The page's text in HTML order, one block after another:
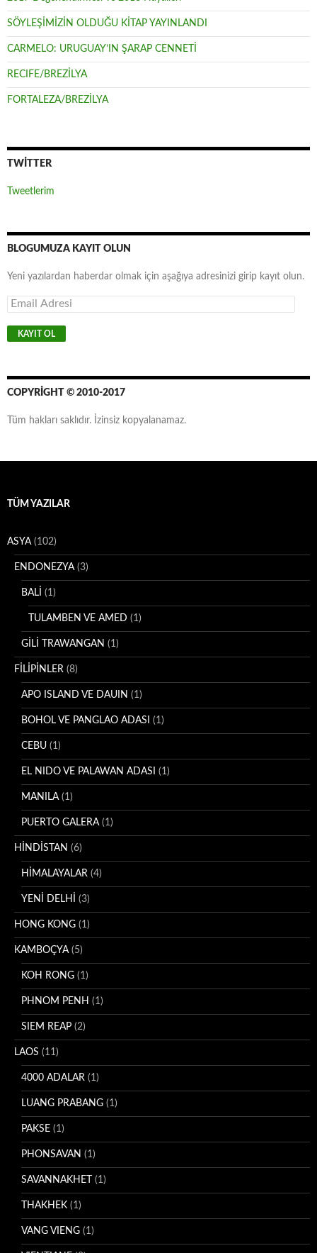
SÖYLEŞİMİZİN OLDUĞU KİTAP YAYINLANDI
CARMELO: URUGUAY’IN ŞARAP CENNETİ
RECIFE/BREZİLYA
FORTALEZA/BREZİLYA
TWITTER
Tweetlerim
BLOGUMUZA KAYIT OLUN
Yeni yazılardan haberdar olmak için aşağıya adresinizi girip kayıt olun.
E
m
a
i
d
r
s
COPYRIGHT © 2010-2017
Tüm hakları saklıdır. İzinsiz kopyalanamaz.
TÜM YAZILAR
ASYA(102)
ENDONEZYA(3)
BALİ (1)
TULAMBEN VE AMED (1)
GİLİ TRAWANGAN (1)
FİLİPİNLER (8)
APO ISLAND VE DAUIN (1)
BOHOL VE PANGLAO ADASI (1)
CEBU (1)
EL NIDO VE PALAWAN ADASI (1)
MANILA(1)
PUERTO GALERA(1)
HİNDİSTAN (6)
HİMALAYALAR (4)
YENİ DELHİ (3)
HONG KONG (1)
KAMBOÇYA(5)
KOH RONG (1)
PHNOM PENH (1)
SIEM REAP (2)
LAOS (11)
4000 ADALAR (1)
LUANG PRABANG (1)
PAKSE (1)
PHONSAVAN (1)
SAVANNAKHET (1)
THAKHEK (1)
VANG VIENG (1)